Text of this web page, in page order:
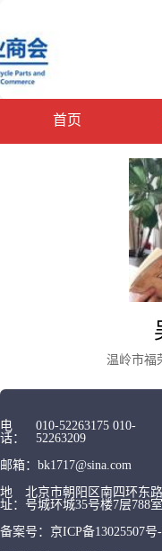
首页
温岭市福
电
话：
010-52263175 010-
52263209
邮箱： bk1717@sina.com
地
址：
北京市朝阳区南四环东
号城环城35号楼7层788室
备案号： 京ICP备13025507号